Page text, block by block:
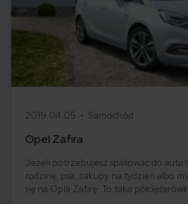
2019.04.05 • Samochód
Opel Zafira
Jeżeli potrzebujesz spakować do auta
rodzinę, psa, zakupy na tydzień albo
się na Opla Zafirę. To taka